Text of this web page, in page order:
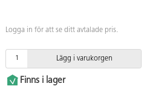
Logga in för att se ditt avtalade pris.
Lägg i varukorgen
Finns i lager